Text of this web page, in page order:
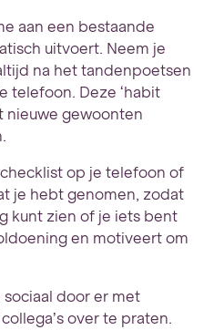
aan een bestaande
uitvoert. Neem je
na het tandenpoetsen
telefoon. Deze ‘habit
nieuwe gewoonten
op je telefoon of
je hebt genomen, zodat
kunt zien of je iets bent
en motiveert om
door er met
over te praten.